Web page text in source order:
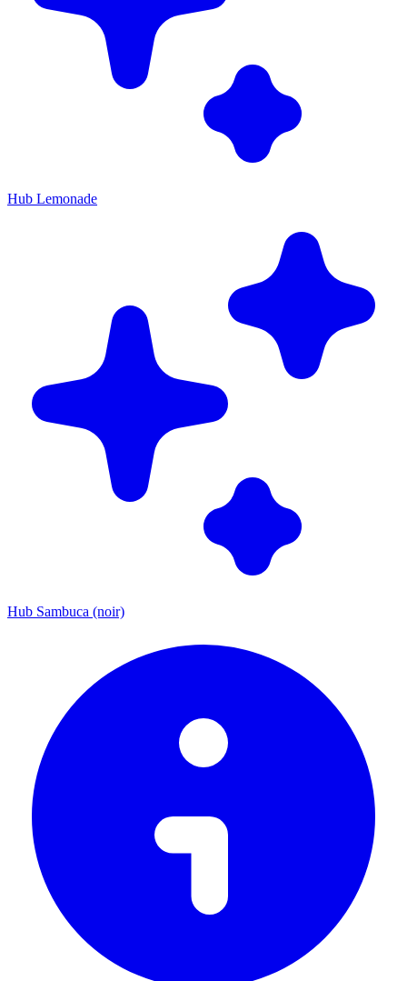
Hub Lemonade
Hub Sambuca (noir)